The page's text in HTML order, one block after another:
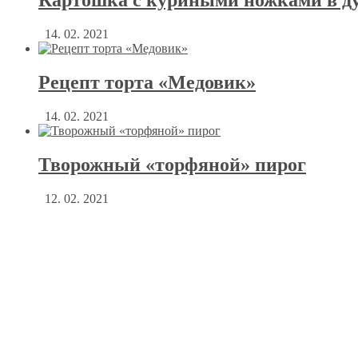
14. 02. 2021
Рецепт торта «Медовик»
14. 02. 2021
Творожный «торфяной» пирог
12. 02. 2021